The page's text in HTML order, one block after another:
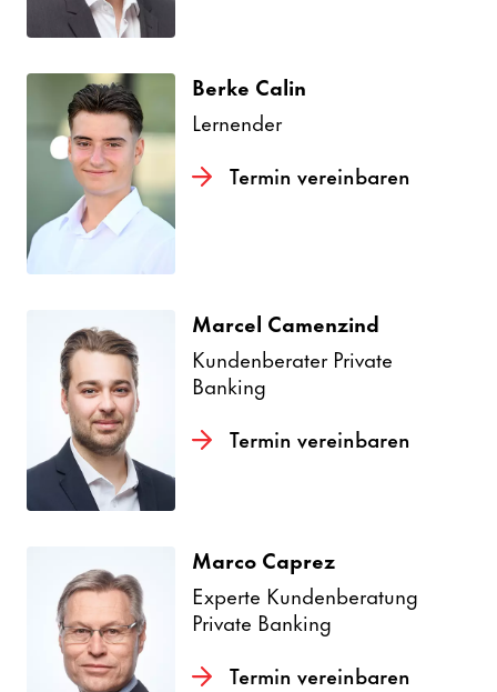
Berke Calin
Lernender
Termin verein­baren
Marcel Camen­zind
Kunden­be­rater Private
Banking
Termin verein­baren
Marco Caprez
Experte Kunden­be­ra­tung
Private Banking
Termin verein­baren